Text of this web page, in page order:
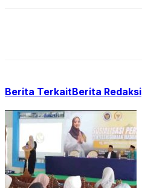
Berita TerkaitBerita Redaksi